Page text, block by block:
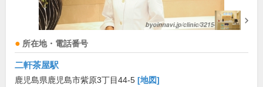
所在地・電話番号
二軒茶屋駅
鹿児島県鹿児島市紫原3丁目44-5 [地図]